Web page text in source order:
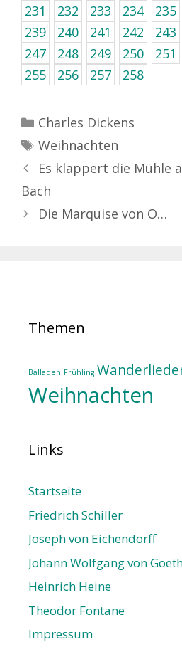
231
232 233 234 235
239
240 241 242 243
247
248 249 250 251
255
256 257 258
Kategorien
Charles Dickens
Schlagwörter
Weihnachten
Es klappert die Mühle
Bach
Die Marquise von O…
Themen
Balladen Frühling
Weihnachten
Links
Startseite
Friedrich Schiller
Joseph von Eichendorff
Johann Wolfgang von
Heinrich Heine
Theodor Fontane
Impressum